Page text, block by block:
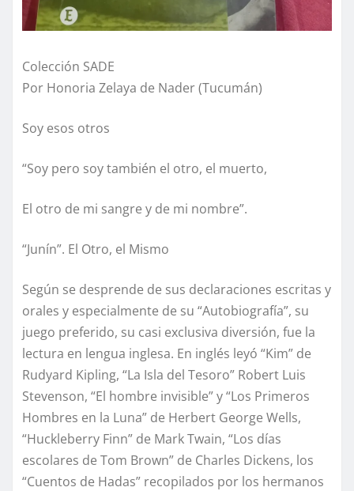
Colección SADE
Por Honoria Zelaya de Nader (Tucumán)
Soy esos otros
“Soy pero soy también el otro, el muerto,
El otro de mi sangre y de mi nombre”.
“Junín”. El Otro, el Mismo
Según se desprende de sus declaraciones escritas y
orales y especialmente de su “Autobiografía”, su
juego preferido, su casi exclusiva diversión, fue la
lectura en lengua inglesa. En inglés leyó “Kim” de
Rudyard Kipling, “La Isla del Tesoro” Robert Luis
Stevenson, “El hombre invisible” y “Los Primeros
Hombres en la Luna” de Herbert George Wells,
“Huckleberry Finn” de Mark Twain, “Los días
escolares de Tom Brown” de Charles Dickens, los
“Cuentos de Hadas” recopilados por los hermanos